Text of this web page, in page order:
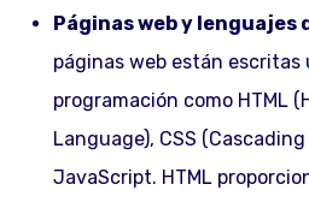
Páginas web y lenguajes
páginas web están
programación como HTML
Language), CSS
JavaScript. HTML